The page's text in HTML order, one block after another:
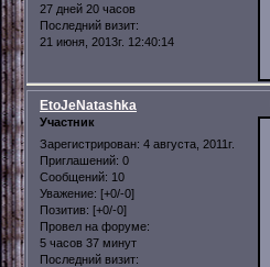
27 дней 20 часов
Последний визит:
21 июня, 2013г. 12:40:14
EtoJeNatashka
Участник
Зарегистрирован: 4 августа, 2011г.
Приглашений: 0
Сообщений: 10
Уважение: [+0/-0]
Позитив: [+0/-0]
Провел на форуме:
5 часов 37 минут
Последний визит: